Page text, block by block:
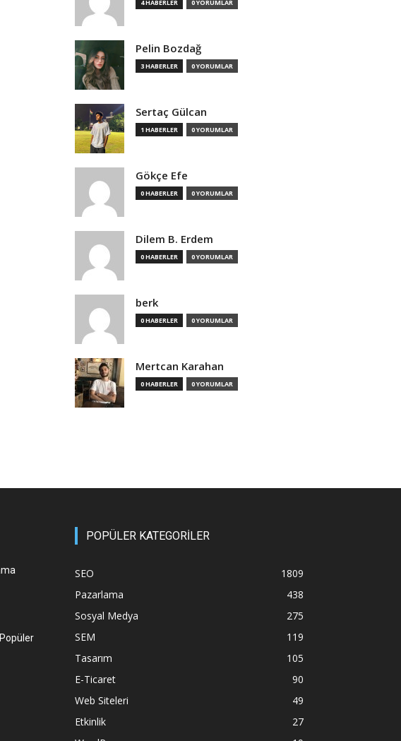
4 HABERLER 0 YORUMLAR
Pelin Bozdağ
3 HABERLER 0 YORUMLAR
Sertaç Gülcan
1 HABERLER 0 YORUMLAR
Gökçe Efe
0 HABERLER 0 YORUMLAR
Dilem B. Erdem
0 HABERLER 0 YORUMLAR
berk
0 HABERLER 0 YORUMLAR
Mertcan Karahan
0 HABERLER 0 YORUMLAR
POPÜLER KATEGORİLER
SEO
1809
Pazarlama
438
Sosyal Medya
275
SEM
119
Tasarım
105
E-Ticaret
90
Web Siteleri
49
Etkinlik
27